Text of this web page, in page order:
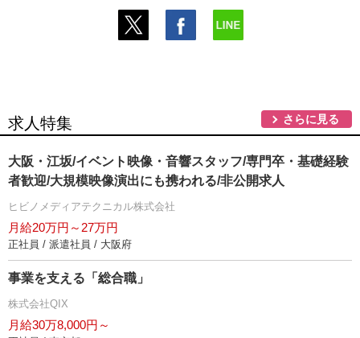
求人特集 さらに見る
大阪・江坂/イベント映像・音響スタッフ/専門卒・基礎経験
者歓迎/大規模映像演出にも携われる/非公開求人
ヒビノメディアテクニカル株式会社
月給20万円～27万円
正社員 / 派遣社員 / 大阪府
事業を支える「総合職」
株式会社QIX
月給30万8,000円～